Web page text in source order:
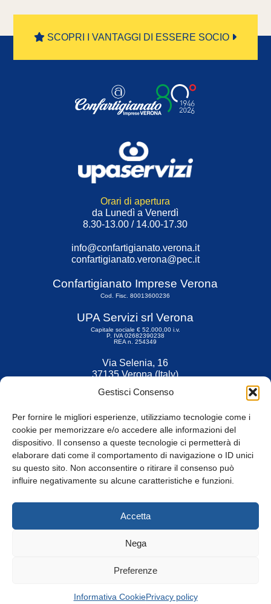
Gestisci Consenso
Per fornire le migliori esperienze, utilizziamo tecnologie come i
cookie per memorizzare e/o accedere alle informazioni del
dispositivo. Il consenso a queste tecnologie ci permetterà di
elaborare dati come il comportamento di navigazione o ID unici
su questo sito. Non acconsentire o ritirare il consenso può
influire negativamente su alcune caratteristiche e funzioni.
Accetta
Nega
Preferenze
Informativa CookiePrivacy policy
SCOPRI I VANTAGGI DI ESSERE SOCIO
Orari di apertura
da Lunedì a Venerdì
8.30-13.00 / 14.00-17.30
info@confartigianato.verona.it
confartigianato.verona@pec.it
Confartigianato Imprese Verona
Cod. Fisc. 80013600236
UPA Servizi srl Verona
Capitale sociale € 52.000,00 i.v.
P. IVA 02682390238
REA n. 254349
Via Selenia, 16
37135 Verona (Italy)
Fax 045 9211599
© Tutti i diritti riservati